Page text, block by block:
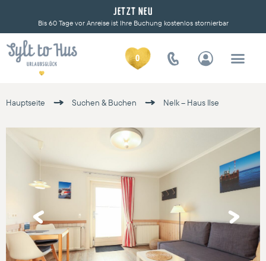
JETZT NEU
Bis 60 Tage vor Anreise ist Ihre Buchung kostenlos stornierbar
0
Hauptseite Suchen & Buchen Nelk – Haus Ilse
Previous